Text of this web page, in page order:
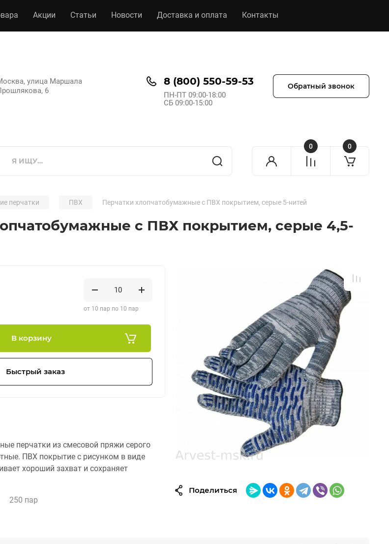
Акции Статьи Новости Доставка и оплата Контакты
улица Маршала
6
8 (800) 550-59-53
ПН-ПТ 09:00-18:00
СБ 09:00-15:00
Обратный звонок
0 0
перчатки ПВХ Перчатки хлопчатобумажные с ПВХ покрытием, серые 5-нитей
с ПВХ покрытием, серые 4,5-
от 10 пар по 10 пар
В корзину
Быстрый заказ
перчатки из смесовой пряжи серого
ПВХ покрытие с рисунком в виде
хороший захват и сохраняет
250 пар
Поделиться